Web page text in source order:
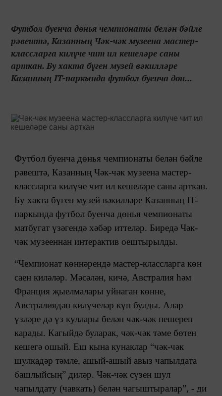
Футбол буенча дөнья чемпионаты белән бәйле
рәвештә, Казанның Чәк-чәк музеена мастер-
классларга килүче чит ил кешеләре саны
арткан. Бу хакта бүген музей вәкилләре
Казанның IT-паркында футбол буенча дөн...
Футбол буенча дөнья чемпионаты белән бәйле
рәвештә, Казанның Чәк-чәк музеена мастер-
классларга килүче чит ил кешеләре саны арткан.
Бу хакта бүген музей вәкилләре Казанның IT-
паркында футбол буенча дөнья чемпионаты
матбугат үзәгендә хәбәр иттеләр. Биредә Чәк-
чәк музееннан интерактив оештырылды.
“Чемпионат көннәрендә мастер-классларга көн
саен киләләр. Мәсәлән, кичә, Австралия һәм
Франция җыелмалары уйнаган көнне,
Австралиядән килүчеләр күп булды. Алар
үзләре дә үз куллары белән чәк-чәк пешереп
карады. Кагыйдә буларак, чәк-чәк тәме бөтен
кешегә ошый. Еш кына кунаклар “чәк-чәк
шулкадәр тәмле, ашый-ашый авыз чапылдата
башлыйсың” диләр. Чәк-чәк сүзен шул
чапылдату (чавкать) белән чагыштыралар”, - ди